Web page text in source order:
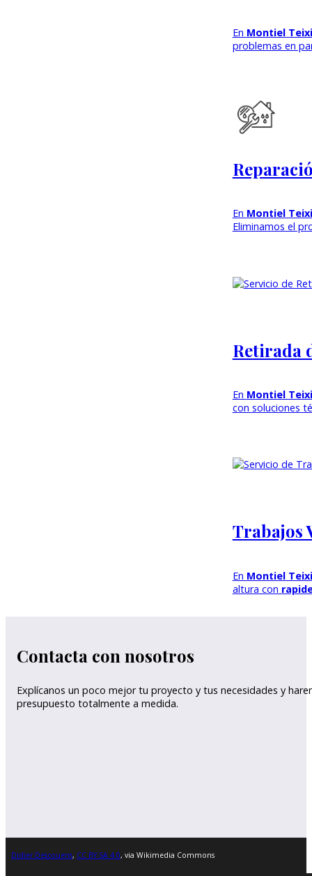
En Montiel
problemas en
En Montiel
Eliminamos el
Retirada
En Montiel
con soluciones
Trabajos
En Montiel
altura con
Contacta con nosotros
Explícanos un poco mejor tu proyecto y tus necesidades y
presupuesto totalmente a medida.
Didier Descouens, CC BY-SA 4.0, via Wikimedia Commons